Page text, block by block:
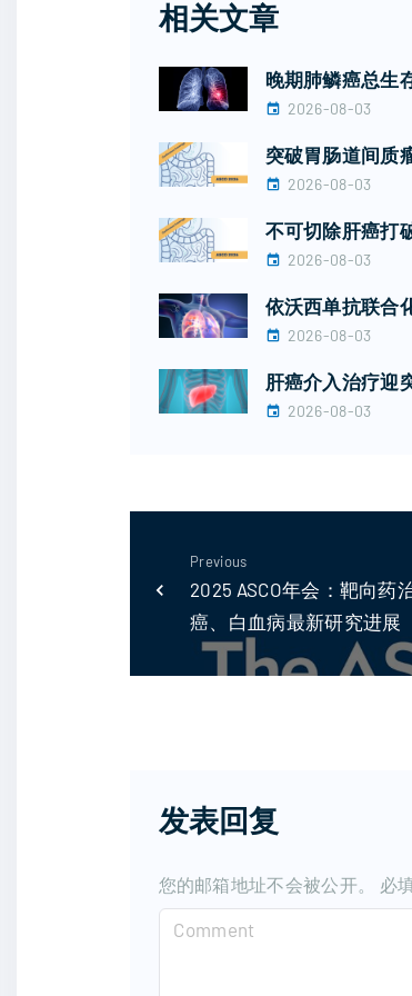
相关文章
晚期肺鳞癌总生
2026-08-03
突破胃肠道间质
2026-08-03
不可切除肝癌打
2026-08-03
依沃西单抗联合
2026-08-03
肝癌介入治疗迎
2026-08-03
Previous
2025 ASCO年会：靶向
癌、白血病最新研究进展
发表回复
您的邮箱地址不会被公开。 必